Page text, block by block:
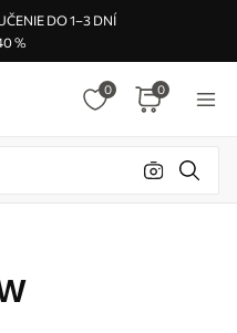
DO 1–3 DNÍ
%
0 0